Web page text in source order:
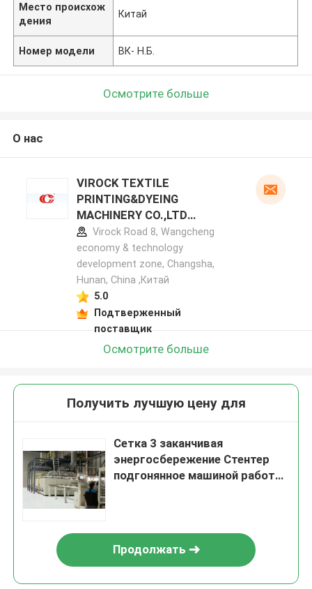
Место происхож
дения
Китай
Номер модели ВК- Н.Б.
Осмотрите больше
О нас
VIROCK TEXTILE
PRINTING&DYEING
MACHINERY CO.,LTD
профиль производителя
Virock Road 8, Wangcheng
economy & technology
development zone, Changsha,
Hunan, China ,Китай
5.0
Подтверженный
поставщик
Осмотрите больше
Получить лучшую цену для
Сетка 3 заканчивая
энергосбережение Стентер
подгонянное машиной работая
Продолжать